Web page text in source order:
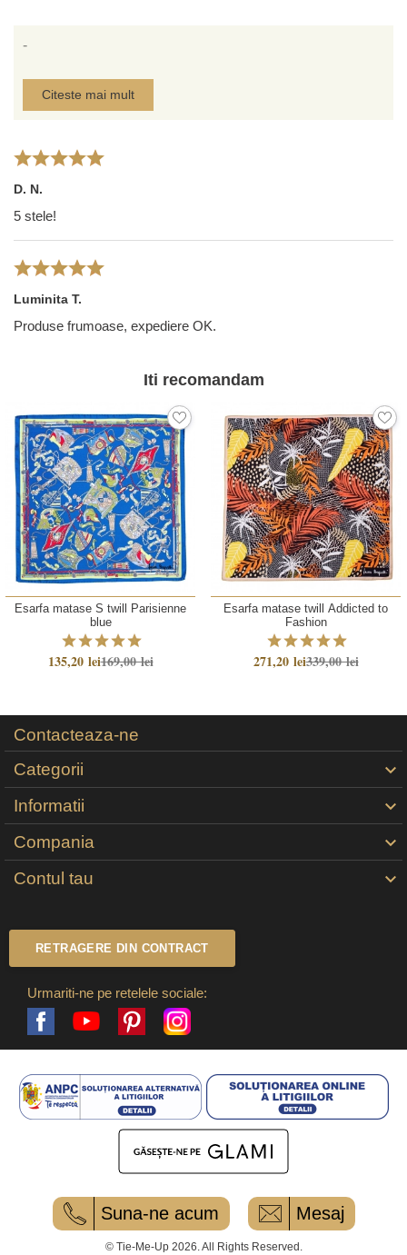
-
Citeste mai mult
D. N.
5 stele!
Luminita T.
Produse frumoase, expediere OK.
Iti recomandam
Esarfa matase S twill Parisienne
blue
135,20 lei169,00 lei
Esarfa matase twill Addicted to
Fashion
271,20 lei339,00 lei
Contacteaza-ne
Categorii

Informatii 
Compania 
Contul tau 
RETRAGERE DIN CONTRACT
Urmariti-ne pe retelele sociale:
FacebookYouTube Pinterest
Suna-ne acum Mesaj
© Tie-Me-Up 2026. All Rights Reserved.